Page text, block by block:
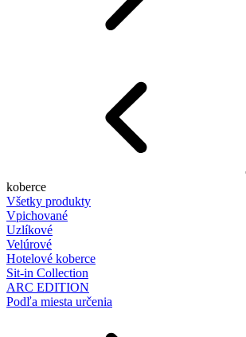
koberce
Všetky produkty
Vpichované
Uzlíkové
Velúrové
Hotelové koberce
Sit-in Collection
ARC EDITION
Podľa miesta určenia